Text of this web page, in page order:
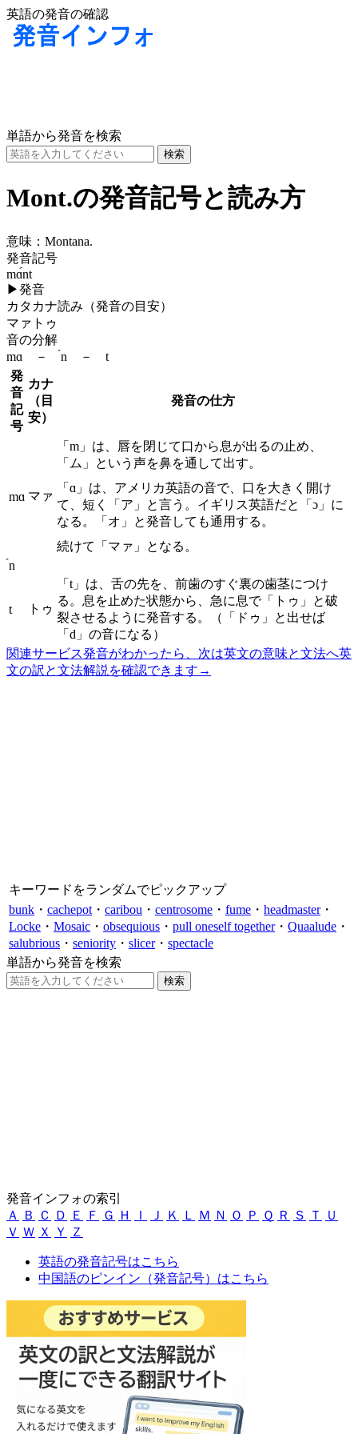
英語の発音の確認
単語から発音を検索
Mont.の発音記号と読み方
意味： Montana.
発音記号
mɑ́nt
▶発音
カタカナ読み（発音の目安）
マァトゥ
音の分解
mɑ － ́n － t
発
音
記
号
カナ
（目
安）
発音の仕方
mɑ マァ
「m」は、唇を閉じて口から息が出るの止め、
「ム」という声を鼻を通して出す。
「ɑ」は、アメリカ英語の音で、口を大きく開け
て、短く「ア」と言う。イギリス英語だと「ɔ」に
なる。「オ」と発音しても通用する。
続けて「マァ」となる。
́n
t トゥ
「t」は、舌の先を、前歯のすぐ裏の歯茎につけ
る。息を止めた状態から、急に息で「トゥ」と破
裂させるように発音する。（「ドゥ」と出せば
「d」の音になる）
関連サービス発音がわかったら、次は英文の意味と文法へ英
文の訳と文法解説を確認できます →
キーワードをランダムでピックアップ
bunk ・ cachepot ・ caribou ・ centrosome ・ fume ・ headmaster・
Locke ・ Mosaic ・ obsequious ・ pull oneself together・ Quaalude ・
salubrious ・ seniority ・ slicer・ spectacle
単語から発音を検索
発音インフォの索引
Ａ
Ｂ Ｃ Ｄ Ｅ Ｆ Ｇ Ｈ Ｉ Ｊ Ｋ Ｌ Ｍ Ｎ Ｏ Ｐ Ｑ Ｒ Ｓ Ｔ
Ｕ
Ｖ Ｗ Ｘ Ｙ Ｚ
英語の発音記号はこちら
中国語のピンイン（発音記号）はこちら